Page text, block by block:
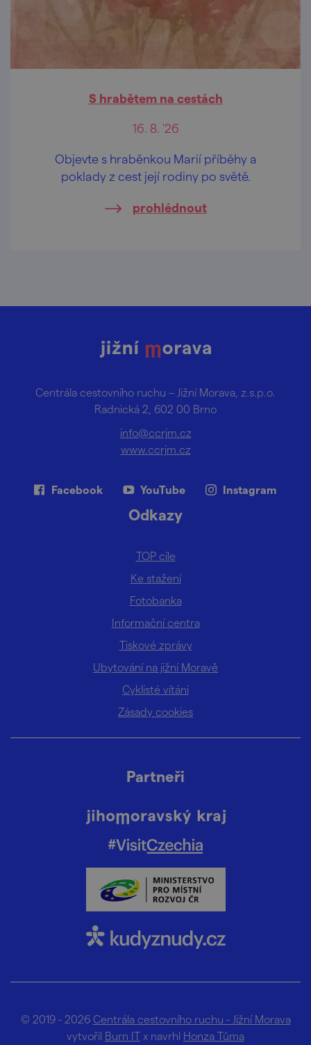
S hrabětem na cestách
16. 8. '26
Objevte s hraběnkou Marií příběhy a
poklady z cest její rodiny po světě.
prohlédnout
Centrála cestovního ruchu – Jižní Morava, z.s.p.o.
Radnická 2, 602 00 Brno
info@ccrjm.cz
www.ccrjm.cz
Facebook YouTube Instagram
Odkazy
TOP cíle
Ke stažení
Fotobanka
Informační centra
Tiskové zprávy
Ubytování na jižní Moravě
Cyklisté vítáni
Zásady cookies
Partneři
© 2019 - 2026 Centrála cestovního ruchu - Jižní Morava
vytvořil Burn IT x navrhl Honza Tůma